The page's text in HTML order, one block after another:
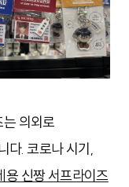
의외로
다. 코로나 시기,
용 신짱 서프라이즈